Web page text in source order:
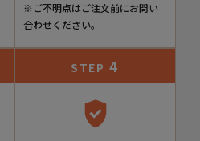
※ご不明点はご注文前にお問い
合わせください。
STEP 4